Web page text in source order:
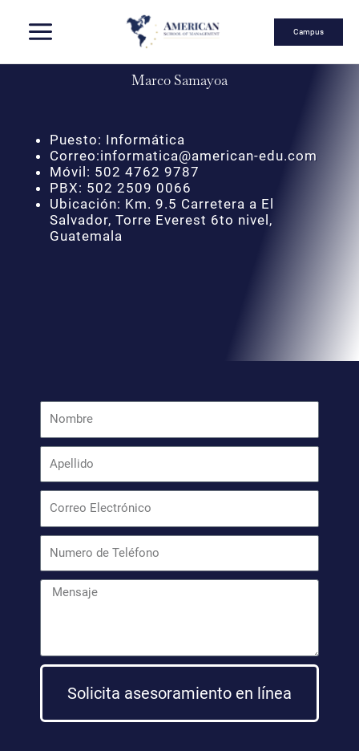
content
Campus
Marco Samayoa
Puesto: Informática
Correo:informatica@american-edu.com
Móvil: 502 4762 9787
PBX: 502 2509 0066
Ubicación: Km. 9.5 Carretera a El
Salvador, Torre Everest 6to nivel,
Guatemala
Solicita asesoramiento en línea